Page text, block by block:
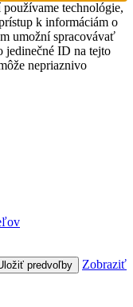
technológie,
k informáciám o
umožní spracovávať
jedinečné ID na tejto
nepriaznivo
predvoľby
Zobraziť